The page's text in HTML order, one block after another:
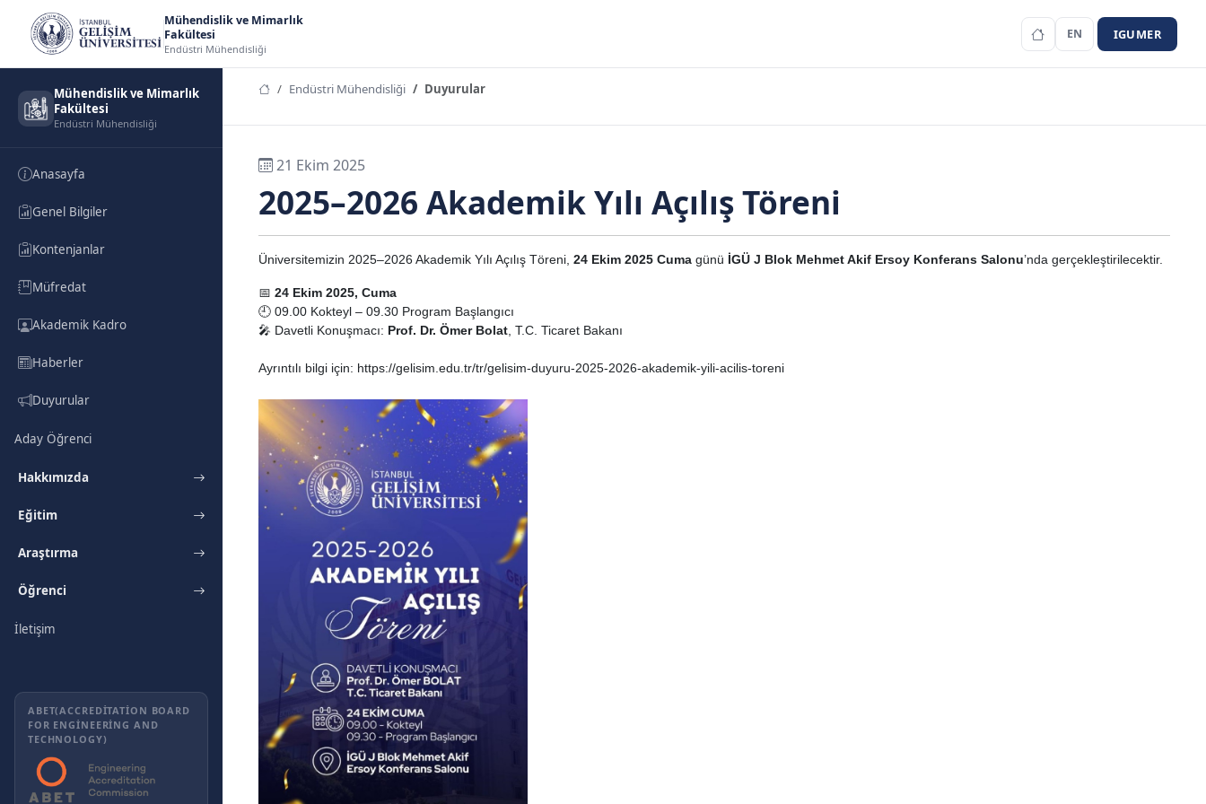
Mühendislik ve Mimarlık
Fakültesi
Endüstri Mühendisliği
EN IGUMER
Mühendislik ve Mimarlık
Fakültesi
Endüstri Mühendisliği
Anasayfa
Genel Bilgiler
Kontenjanlar
Müfredat
Akademik Kadro
Haberler
Duyurular
Aday Öğrenci
Hakkımızda
Eğitim
Araştırma
Öğrenci
İletişim
ABET(ACCREDITATION BOARD
FOR ENGINEERING AND
TECHNOLOGY)
Endüstri Mühendisliği Duyurular
21 Ekim 2025
2025–2026 Akademik Yılı Açılış Töreni
Üniversitemizin 2025–2026 Akademik Yılı Açılış Töreni, 24 Ekim 2025 Cuma günü İGÜ J Blok Mehmet Akif Ersoy Konferans Salonu’nda gerçekleştirilecektir.
📅 24 Ekim 2025, Cuma
🕘 09.00 Kokteyl – 09.30 Program Başlangıcı
🎤 Davetli Konuşmacı: Prof. Dr. Ömer Bolat , T.C. Ticaret Bakanı
Ayrıntılı bilgi için: https://gelisim.edu.tr/tr/gelisim-duyuru-2025-2026-akademik-yili-acilis-toreni